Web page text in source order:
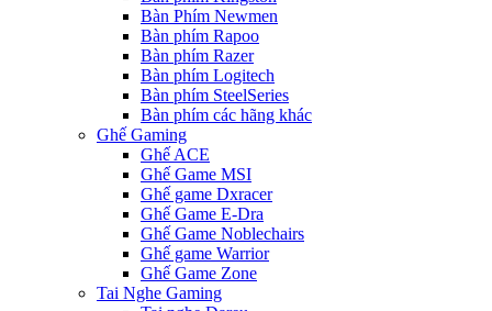
Bàn Phím Newmen
Bàn phím Rapoo
Bàn phím Razer
Bàn phím Logitech
Bàn phím SteelSeries
Bàn phím các hãng khác
Ghế Gaming
Ghế ACE
Ghế Game MSI
Ghế game Dxracer
Ghế Game E-Dra
Ghế Game Noblechairs
Ghế game Warrior
Ghế Game Zone
Tai Nghe Gaming